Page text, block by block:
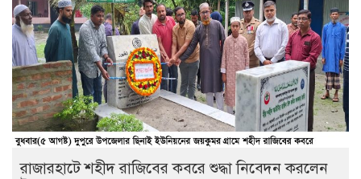
রাজারহাটে শহীদ রাজিবের কবরে শুদ্ধা নিবেদন করলেন